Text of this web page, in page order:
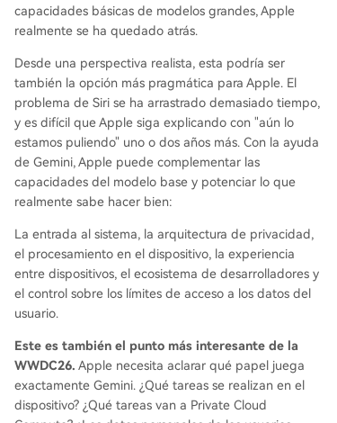
capacidades básicas de modelos grandes, Apple
realmente se ha quedado atrás.
Desde una perspectiva realista, esta podría ser
también la opción más pragmática para Apple. El
problema de Siri se ha arrastrado demasiado tiempo,
y es difícil que Apple siga explicando con "aún lo
estamos puliendo" uno o dos años más. Con la ayuda
de Gemini, Apple puede complementar las
capacidades del modelo base y potenciar lo que
realmente sabe hacer bien:
La entrada al sistema, la arquitectura de privacidad,
el procesamiento en el dispositivo, la experiencia
entre dispositivos, el ecosistema de desarrolladores y
el control sobre los límites de acceso a los datos del
usuario.
Este es también el punto más interesante de la
WWDC26. Apple necesita aclarar qué papel juega
exactamente Gemini. ¿Qué tareas se realizan en el
dispositivo? ¿Qué tareas van a Private Cloud